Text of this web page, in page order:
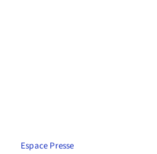
Espace Presse